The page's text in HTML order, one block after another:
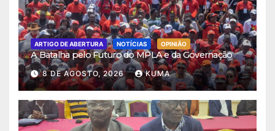
ARTIGO DE ABERTURA NOTÍCIAS OPINIÃO
A Batalha pelo Futuro do MPLA e da Governação
8 DE AGOSTO, 2026 KUMA